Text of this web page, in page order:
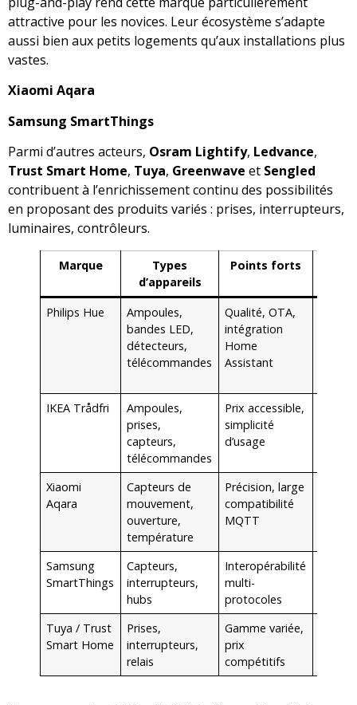
attractive pour les novices. Leur écosystème s’adapte
aussi bien aux petits logements qu’aux installations plus
vastes.
Xiaomi Aqara
Samsung SmartThings
Parmi d’autres acteurs, Osram Lightify, Ledvance,
Trust Smart Home, Tuya, Greenwave et Sengled
contribuent à l’enrichissement continu des possibilités
en proposant des produits variés : prises, interrupteurs,
luminaires, contrôleurs.
Marque
Types
d’appareils
Points forts
Philips Hue
Ampoules,
bandes LED,
détecteurs,
télécommandes
Qualité, OTA,
intégration
Home
Assistant
IKEA Trådfri
Ampoules,
prises,
capteurs,
télécommandes
Prix accessible,
simplicité
d’usage
Xiaomi
Aqara
Capteurs de
mouvement,
ouverture,
température
Précision, large
compatibilité
MQTT
Samsung
SmartThings
Capteurs,
interrupteurs,
hubs
Interopérabilité
multi-
protocoles
Tuya / Trust
Smart Home
Prises,
interrupteurs,
relais
Gamme variée,
prix
compétitifs